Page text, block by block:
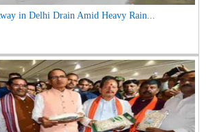
in Delhi Drain Amid Heavy Rain...